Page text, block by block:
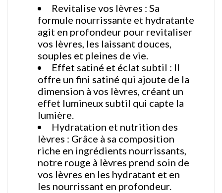
Revitalise vos lèvres : Sa
formule nourrissante et hydratante
agit en profondeur pour revitaliser
vos lèvres, les laissant douces,
souples et pleines de vie.
Effet satiné et éclat subtil : Il
offre un fini satiné qui ajoute de la
dimension à vos lèvres, créant un
effet lumineux subtil qui capte la
lumière.
Hydratation et nutrition des
lèvres : Grâce à sa composition
riche en ingrédients nourrissants,
notre rouge à lèvres prend soin de
vos lèvres en les hydratant et en
les nourrissant en profondeur.